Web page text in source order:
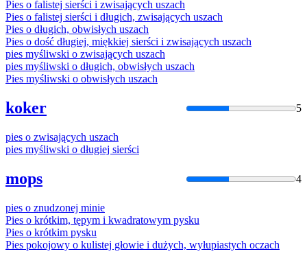
Pies o falistej sierści i zwisających uszach
Pies o falistej sierści i długich, zwisających uszach
Pies o długich, obwisłych uszach
Pies o dość długiej, miękkiej sierści i zwisających uszach
pies myśliwski o zwisających uszach
pies myśliwski o długich, obwisłych uszach
Pies myśliwski o obwisłych uszach
koker 5
pies o zwisających uszach
pies myśliwski o długiej sierści
mops 4
pies o znudzonej minie
Pies o krótkim, tępym i kwadratowym pysku
Pies o krótkim pysku
Pies pokojowy o kulistej głowie i dużych, wyłupiastych oczach